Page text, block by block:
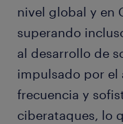
nivel global y en
superando
al desarrollo de
impulsado por el
frecuencia y
ciberataques, lo